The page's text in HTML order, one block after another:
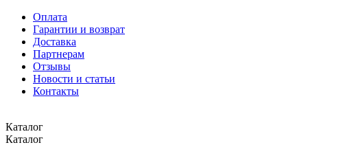
Оплата
Гарантии и возврат
Доставка
Партнерам
Отзывы
Новости и статьи
Контакты
Каталог
Каталог